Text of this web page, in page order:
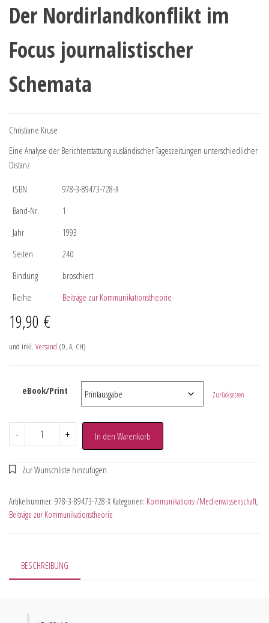
Der Nordirlandkonflikt im
Focus journalistischer
Schemata
Christiane Kruse
Eine Analyse der Berichterstattung ausländischer Tageszeitungen unterschiedlicher
Distanz
ISBN
978-3-89473-728-X
Band-Nr.
1
Jahr
1993
Seiten
240
Bindung
broschiert
Reihe
Beiträge zur Kommunikationstheorie
19,90 €
und inkl. Versand (D, A, CH)
eBook/Print Zurücksetzen
- + In den Warenkorb
Artikelnummer: 978-3-89473-728-X Kategorien: Kommunikations-/Medienwissenschaft,
Beiträge zur Kommunikationstheorie
BESCHREIBUNG